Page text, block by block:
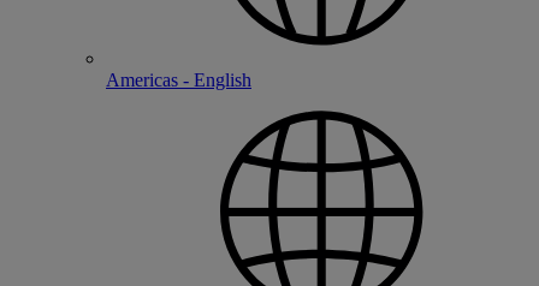
Americas - English